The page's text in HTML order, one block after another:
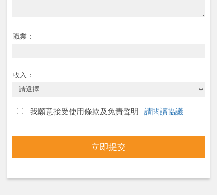
職業：
收入：
我願意接受使用條款及免責聲明 請閱讀協議